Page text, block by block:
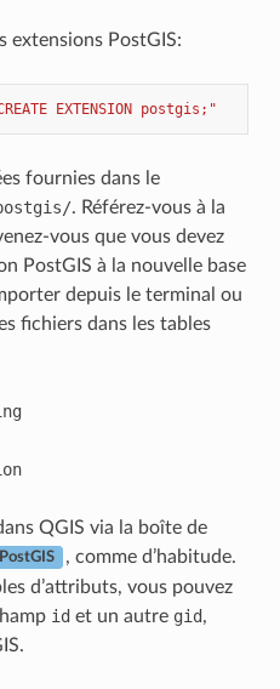
extensions PostGIS:
EXTENSION postgis;"
fournies dans le
. Référez-vous à la
vous que vous devez
PostGIS à la nouvelle base
depuis le terminal ou
fichiers dans les tables
QGIS via la boîte de
, comme d’habitude.
d’attributs, vous pouvez
id et un autre gid,